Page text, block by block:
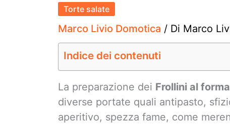
Torte salate
Marco Livio Domotica / Di Marco
Indice dei contenuti
La preparazione dei Frollini al
diverse portate quali antipasto,
aperitivo, spezza fame, come